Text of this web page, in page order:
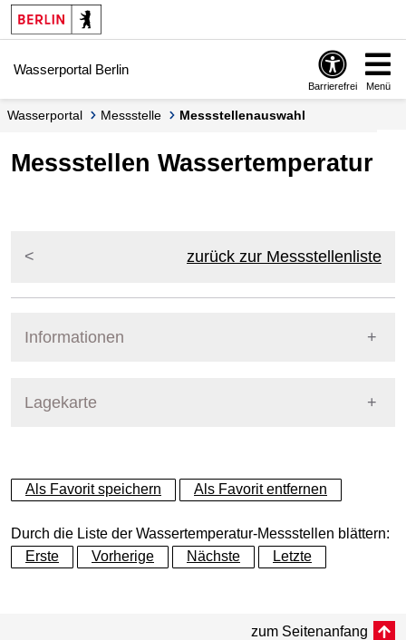
Springe zur Navigation
Springe zum Inhalt
Wasserportal Berlin
Barrierefrei Menü
Wasserportal Messstelle Messstellenauswahl
Messstellen Wassertemperatur
zurück zur Messstellenliste
Informationen
Lagekarte
+
−
Als Favorit speichern Als Favorit entfernen
Durch die Liste der Wassertemperatur-Messstellen blättern:
Erste
Vorherige Nächste Letzte
zum Seitenanfang